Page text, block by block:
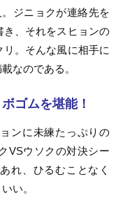
。ジニョクが連絡先を
、それをスヒョンの
。そんな風に相手に
なのである。
ゴムを堪能！
ンに未練たっぷりの
VSウソクの対決シー
れ、ひるむことなく
い。